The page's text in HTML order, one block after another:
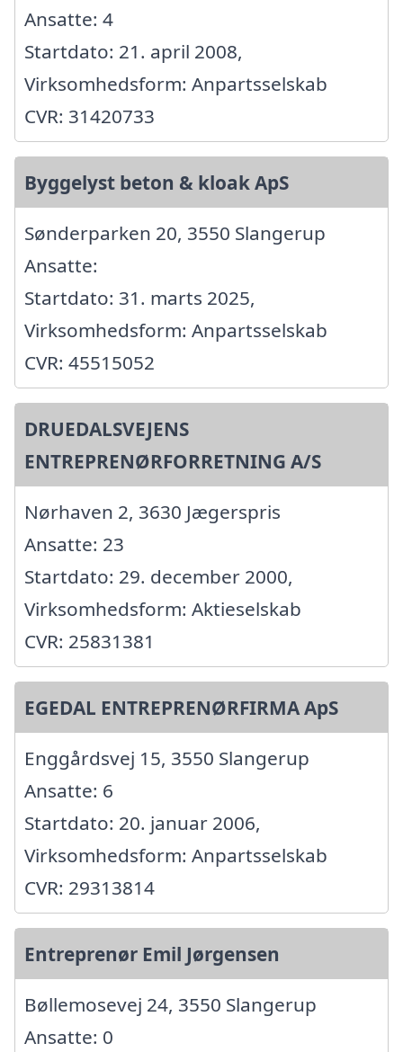
Ansatte: 4
Startdato: 21. april 2008,
Virksomhedsform: Anpartsselskab
CVR: 31420733
Byggelyst beton & kloak ApS
Sønderparken 20, 3550 Slangerup
Ansatte:
Startdato: 31. marts 2025,
Virksomhedsform: Anpartsselskab
CVR: 45515052
DRUEDALSVEJENS
ENTREPRENØRFORRETNING A/S
Nørhaven 2, 3630 Jægerspris
Ansatte: 23
Startdato: 29. december 2000,
Virksomhedsform: Aktieselskab
CVR: 25831381
EGEDAL ENTREPRENØRFIRMA ApS
Enggårdsvej 15, 3550 Slangerup
Ansatte: 6
Startdato: 20. januar 2006,
Virksomhedsform: Anpartsselskab
CVR: 29313814
Entreprenør Emil Jørgensen
Bøllemosevej 24, 3550 Slangerup
Ansatte: 0